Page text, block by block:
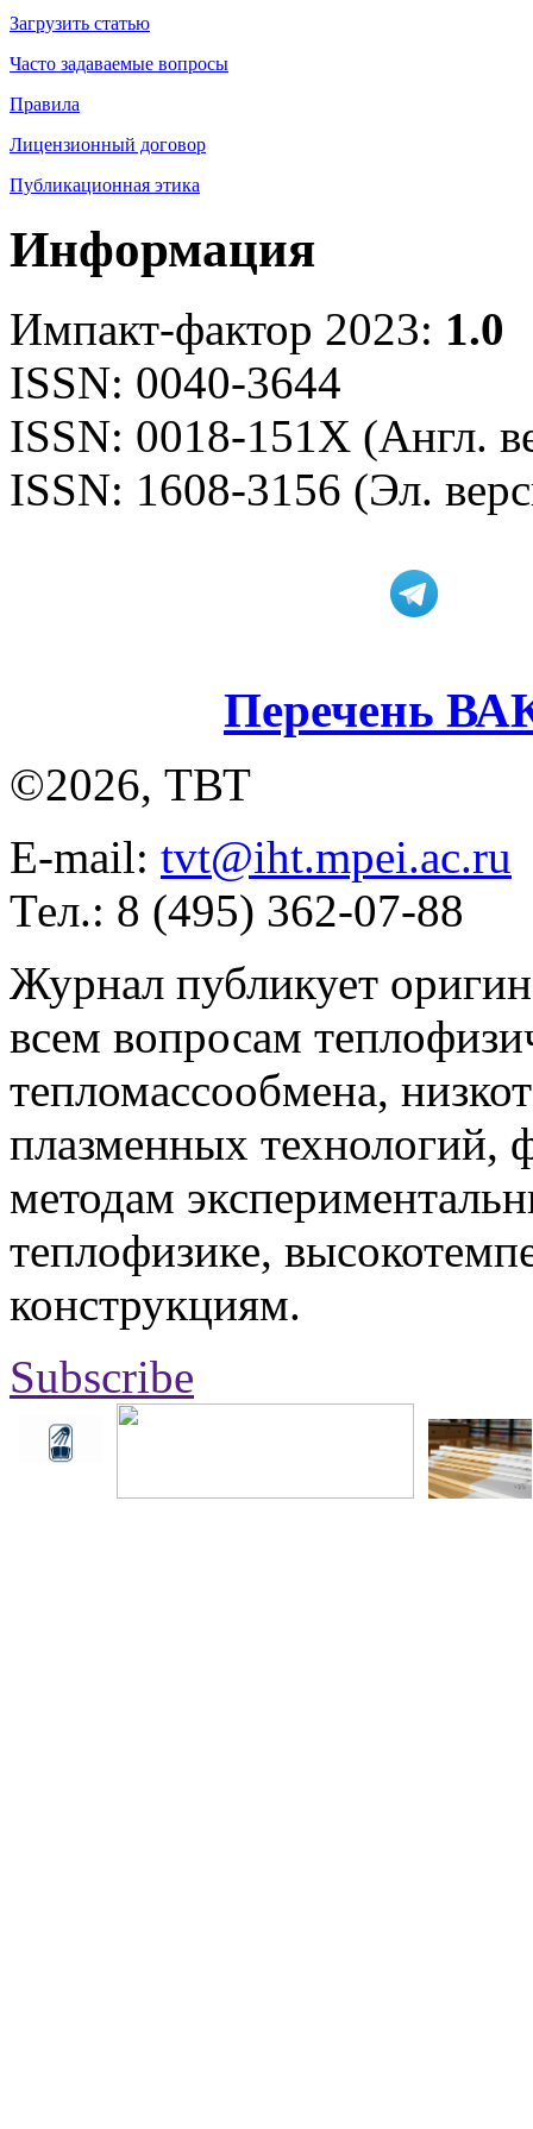
Загрузить статью
Часто задаваемые вопросы
Правила
Лицензионный договор
Публикационная этика
Информация
Импакт-фактор 2023: 1.0
ISSN: 0040-3644
ISSN: 0018-151X (Англ.
ISSN: 1608-3156 (Эл.
Перечень
©2026, ТВТ
E-mail: tvt@iht.mpei.ac.ru
Тел.: 8 (495) 362-07-88
Журнал публикует
всем вопросам
тепломассообмена,
плазменных технологий,
методам
теплофизике,
конструкциям.
Subscribe